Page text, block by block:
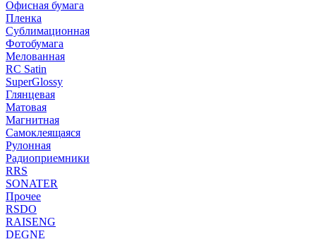
Офисная бумага
Пленка
Сублимационная
Фотобумага
Мелованная
RC Satin
SuperGlossy
Глянцевая
Матовая
Магнитная
Самоклеящаяся
Рулонная
Радиоприемники
RRS
SONATER
Прочее
RSDO
RAISENG
DEGNE